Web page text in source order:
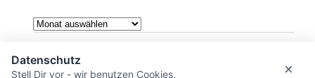
Abu Safia before it’s too late
09.08.2026 - 18:51 Uhr [TruthOut.org]
I Saw Dr. Hussam Abu Safiya Save Lives.
Archiv:
Impressum
×
Datenschutz
Stell Dir vor - wir benutzen Cookies.